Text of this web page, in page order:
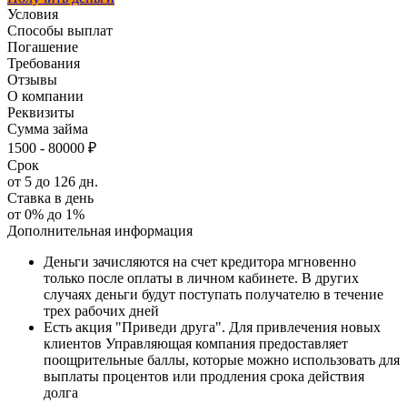
Условия
Способы выплат
Погашение
Требования
Отзывы
О компании
Реквизиты
Сумма займа
1500 - 80000 ₽
Срок
от 5 до 126 дн.
Ставка в день
от 0% до 1%
Дополнительная информация
Деньги зачисляются на счет кредитора мгновенно
только после оплаты в личном кабинете. В других
случаях деньги будут поступать получателю в течение
трех рабочих дней
Есть акция "Приведи друга". Для привлечения новых
клиентов Управляющая компания предоставляет
поощрительные баллы, которые можно использовать для
выплаты процентов или продления срока действия
долга